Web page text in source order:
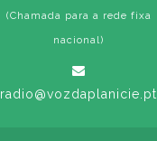
(Chamada para a rede fixa
nacional)
radio@vozdaplanicie.pt